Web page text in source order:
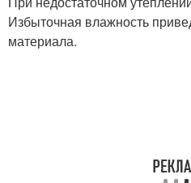
Избыточная влажность
материала.